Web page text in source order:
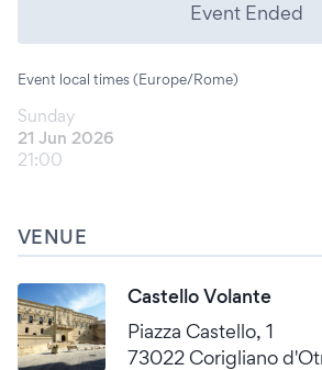
Event Ended
Event local times (Europe/Rome)
Sunday
21 Jun 2026
21:00
VENUE
Castello Volante
Piazza Castello, 1
73022 Corigliano